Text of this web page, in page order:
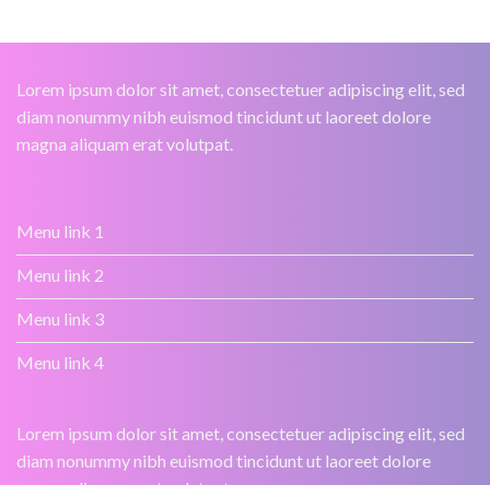
Lorem ipsum dolor sit amet, consectetuer adipiscing elit, sed
diam nonummy nibh euismod tincidunt ut laoreet dolore
magna aliquam erat volutpat.
Menu link 1
Menu link 2
Menu link 3
Menu link 4
Lorem ipsum dolor sit amet, consectetuer adipiscing elit, sed
diam nonummy nibh euismod tincidunt ut laoreet dolore